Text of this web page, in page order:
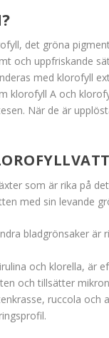
det gröna
och uppfriskande
med klorofyll
klorofyll A och
När de är
som är rika på
med sin levande
bladgrönsaker är
och klorella, är
och tillsätter
ruccola och